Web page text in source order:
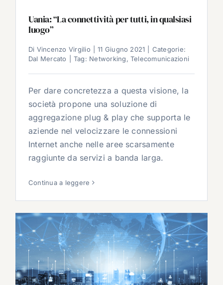
Uania: “La connettività per tutti, in qualsiasi
luogo”
Di Vincenzo Virgilio 11 Giugno 2021
Categorie:
Dal Mercato
Tag: Networking, Telecomunicazioni
Per dare concretezza a questa visione, la
società propone una soluzione di
aggregazione plug & play che supporta le
aziende nel velocizzare le connessioni
Internet anche nelle aree scarsamente
raggiunte da servizi a banda larga.
Continua a leggere